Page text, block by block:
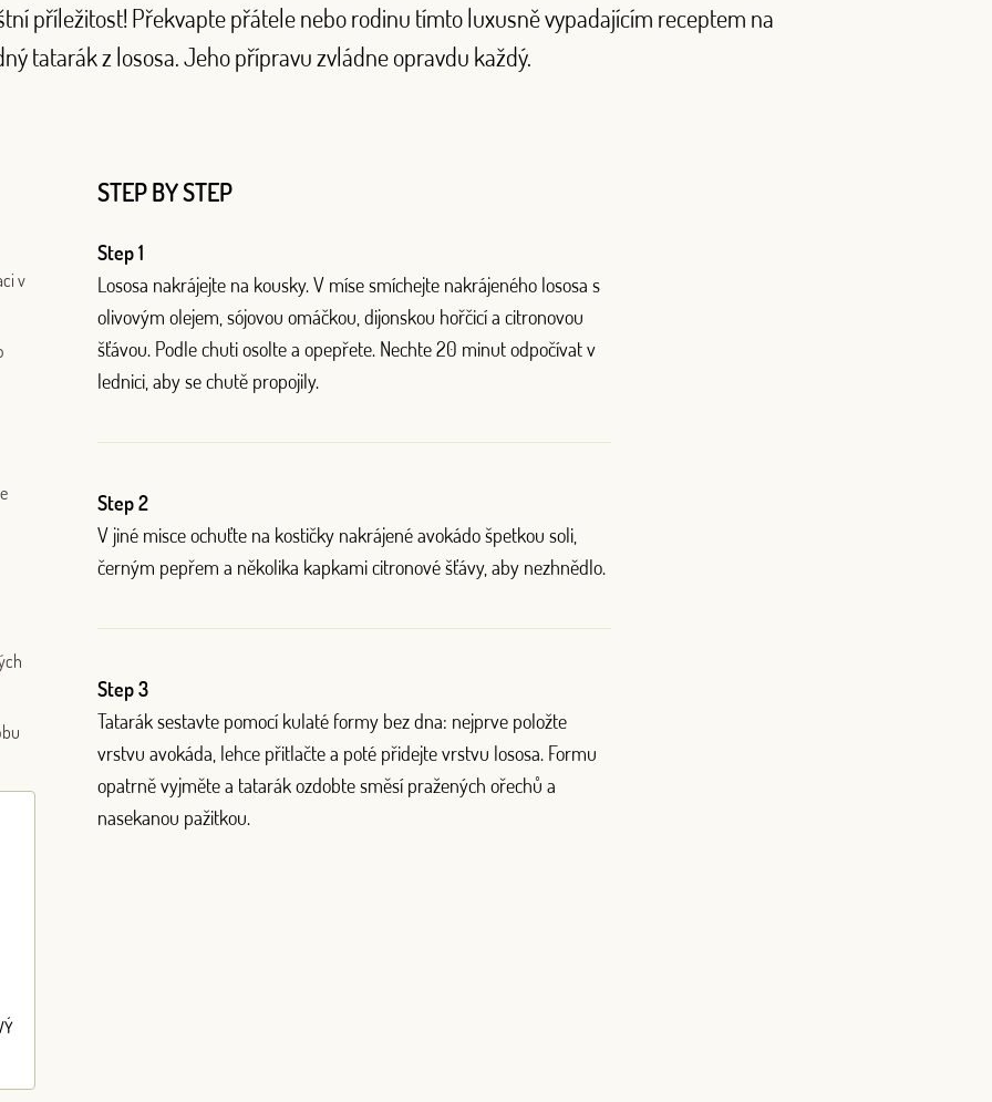
příležitost! Překvapte přátele nebo rodinu tímto luxusně vypadajícím receptem na
tatarák z lososa. Jeho přípravu zvládne opravdu každý.
v
STEP BY STEP
Step 1
L ososa nakrájejte na kousky. V míse smíchejte nakrájeného lososa s
olivovým olejem, sójovou omáčkou, dijonskou hořčicí a citronovou
šťávou. Podle chuti osolte a opepřete. Nechte 20 minut odpočívat v
lednici, aby se chutě propojily.
Step 2
V jiné misce ochuťte na kostičky nakrájené avokádo špetkou soli,
černým pepřem a několika kapkami citronové šťávy, aby nezhnědlo.
Step 3
Tatarák sestavte pomocí kulaté formy bez dna: nejprve položte
vrstvu avokáda, lehce přitlačte a poté přidejte vrstvu lososa. Formu
opatrně vyjměte a tatarák ozdobte směsí pražených ořechů a
nasekanou pažitkou.
Log in with Google